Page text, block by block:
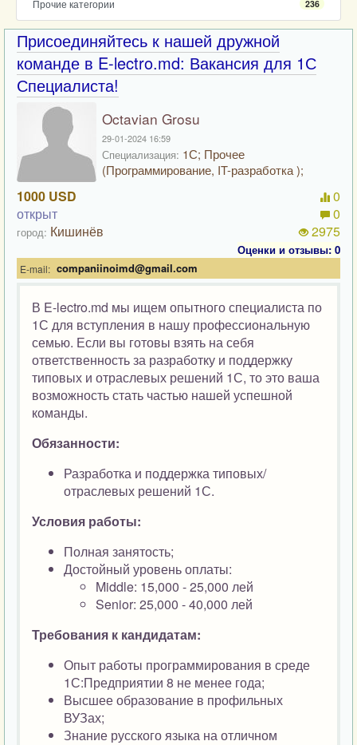
Прочие категории 236
Присоединяйтесь к нашей дружной
команде в E-lectro.md: Вакансия для 1С
Специалиста!
Octavian Grosu
29-01-2024 16:59
Специализация: 1С; Прочее
(Программирование, IT-разработка );
1000 USD
открыт
город: Кишинёв
0
0
2975
Оценки и отзывы: 0
E-mail: companiinoimd@gmail.com
В E-lectro.md мы ищем опытного специалиста по
1С для вступления в нашу профессиональную
семью. Если вы готовы взять на себя
ответственность за разработку и поддержку
типовых и отраслевых решений 1С, то это ваша
возможность стать частью нашей успешной
команды.
Обязанности:
Разработка и поддержка типовых/
отраслевых решений 1С.
Условия работы:
Полная занятость;
Достойный уровень оплаты:
Middle: 15,000 - 25,000 лей
Senior: 25,000 - 40,000 лей
Требования к кандидатам:
Опыт работы программирования в среде
1С:Предприятии 8 не менее года;
Высшее образование в профильных
ВУЗах;
Знание русского языка на отличном